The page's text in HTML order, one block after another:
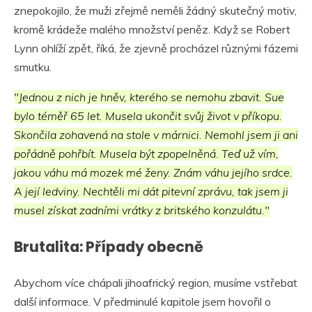
znepokojilo, že muži zřejmě neměli žádný skutečný motiv,
kromě krádeže malého množství peněz. Když se Robert
Lynn ohlíží zpět, říká, že zjevně procházel různými fázemi
smutku.
"Jednou z nich je hněv, kterého se nemohu zbavit. Sue
bylo téměř 65 let. Musela ukončit svůj život v příkopu.
Skončila zohavená na stole v márnici. Nemohl jsem ji ani
pořádně pohřbít. Musela být zpopelněná. Teď už vím,
jakou váhu má mozek mé ženy. Znám váhu jejího srdce.
A její ledviny. Nechtěli mi dát pitevní zprávu, tak jsem ji
musel získat zadními vrátky z britského konzulátu."
Brutalita: Případy obecně
Abychom více chápali jihoafrický region, musíme vstřebat
další informace. V předminulé kapitole jsem hovořil o